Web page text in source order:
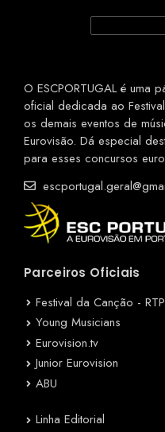
O ESCPORTUGAL é uma
oficial dedicada ao
os demais eventos de
Eurovisão. Dá especial
para esses concursos
Parceiros Oficiais
Festival da Canção - RTP
Young Musicians
Eurovision.tv
Junior Eurovision
ABU
Linha Editorial